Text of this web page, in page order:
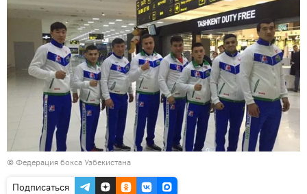
© Федерация бокса Узбекистана
Подписаться